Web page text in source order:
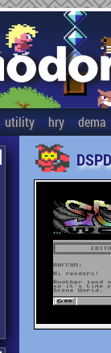
utility hry dema